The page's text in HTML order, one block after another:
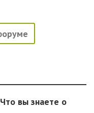
вы знаете о